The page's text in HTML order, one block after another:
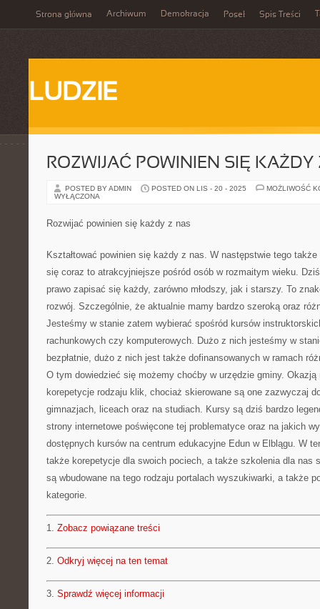
Strona główna Archiwum Demokracja Poseł Spis Treści
LUDZIE
ROZWIJAĆ POWINIEN SIĘ KAŻDY
POSTED BY ADMIN POSTED ON LIS - 20 - 2025
MOŻLIWOŚĆ
WYŁĄCZONA
Rozwijać powinien się każdy z nas
Kształtować powinien się każdy z nas. W następstwie tego
się coraz to atrakcyjniejsze pośród osób w rozmaitym wieku.
prawo zapisać się każdy, zarówno młodszy, jak i starszy. To
rozwój. Szczególnie, że aktualnie mamy bardzo szeroką oraz
Jesteśmy w stanie zatem wybierać spośród kursów
rachunkowych czy komputerowych. Dużo z nich jesteśmy w
bezpłatnie, dużo z nich jest także dofinansowanych w ramach
O tym dowiedzieć się możemy choćby w urzędzie gminy. Okazją
korepetycje rodzaju klik, chociaż skierowane są one zazwyczaj
gimnazjach, liceach oraz na studiach. Kursy są dziś bardzo
strony internetowe poświęcone tej problematyce oraz na jakich
dostępnych kursów na centrum edukacyjne Edun w Elblągu. W
także korepetycje dla swoich pociech, a także szkolenia dla nas
są wbudowane na tego rodzaju portalach wyszukiwarki, a także
kategorie.
1. Zobacz powiązane treści
2. Odkryj więcej na ten temat
3. Sprawdź więcej informacji